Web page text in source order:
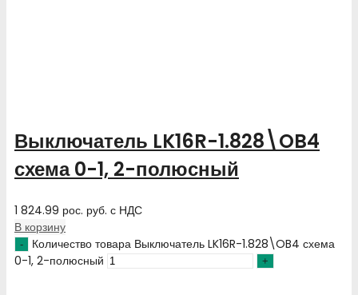
Выключатель LK16R-1.828\OB4
схема 0-1, 2-полюсный
1 824.99 рос. руб. с НДС
В корзину
Количество товара Выключатель LK16R-1.828\OB4 схема
0-1, 2-полюсный